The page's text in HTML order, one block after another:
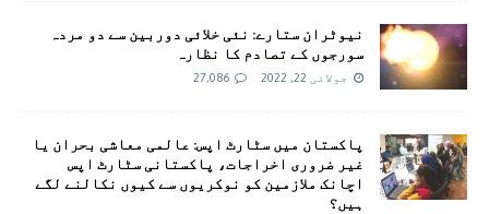
نیوٹران ستارے: نئی خلائی دوربین سے دو مردہ
سورجوں کے تصادم کا نظارہ
جولائی 22, 2022 27,086
پاکستان میں سٹارٹ اپس: عالمی معاشی بحران یا
غیر ضروری اخراجات، پاکستانی سٹارٹ اپس
اچانک ملازمین کو نوکریوں سے کیوں نکالنے لگے
ہیں؟